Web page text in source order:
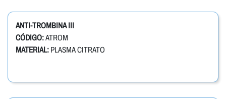
ANTI-TROMBINA III
CÓDIGO:ATROM
MATERIAL: PLASMA CITRATO